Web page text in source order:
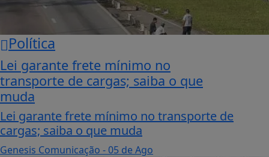
Política
Lei garante frete mínimo no
transporte de cargas; saiba o que
muda
Lei garante frete mínimo no transporte de
cargas; saiba o que muda
Genesis Comunicação - 05 de Ago